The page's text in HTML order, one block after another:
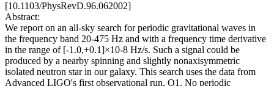
[10.1103/PhysRevD.96.062002]
Abstract:
We report on an all-sky search for periodic gravitational waves in
the frequency band 20-475 Hz and with a frequency time derivative
in the range of [-1.0,+0.1]×10-8 Hz/s. Such a signal could be
produced by a nearby spinning and slightly nonaxisymmetric
isolated neutron star in our galaxy. This search uses the data from
Advanced LIGO's first observational run, O1. No periodic